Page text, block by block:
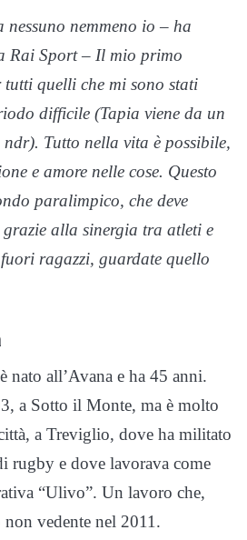
nessuno nemmeno io – ha
Rai Sport – Il mio primo
tutti quelli che mi sono stati
difficile (Tapia viene da un
ndr). Tutto nella vita è possibile,
e amore nelle cose. Questo
paralimpico, che deve
grazie alla sinergia tra atleti e
ragazzi, guardate quello
nato all’Avana e ha 45 anni.
a Sotto il Monte, ma è molto
a Treviglio, dove ha militato
rugby e dove lavorava come
“Ulivo”. Un lavoro che,
vedente nel 2011.